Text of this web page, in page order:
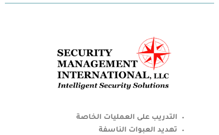
التدريب على العمليات الخاصة
تهديد العبوات الناسفة